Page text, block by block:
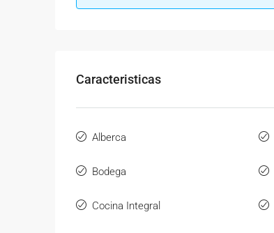
Caracteristicas
Alberca
Bodega
Cocina Integral